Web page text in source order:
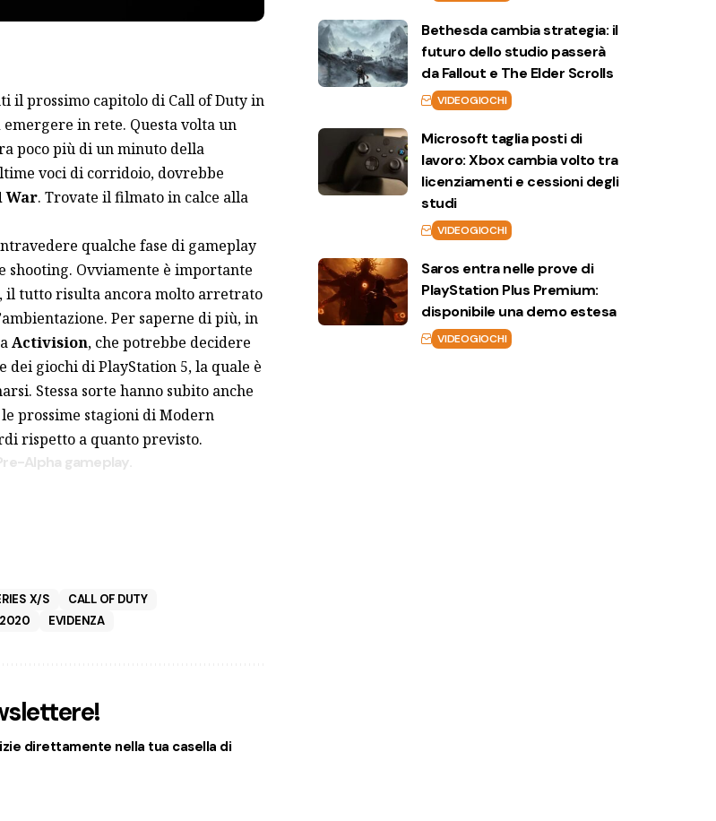
il prossimo capitolo di Call of Duty in
in rete. Questa volta un
poco più di un minuto della
vocidi corridoio, dovrebbe
War. Trovate il filmato in calce alla
qualche fase di gameplay
shooting. Ovviamente è importante
il tutto risulta ancora molto arretrato
Per saperne di più, in
Activision, che potrebbe decidere
giochi di PlayStation 5, la quale è
Stessa sorte hanno subito anche
prossime stagionidi Modern
rispetto a quanto previsto.
Alpha gameplay.
X/S
CALL OF DUTY
2020 EVIDENZA
direttamente nella tua casella di
Bethesda cambia strategia: il
futuro dello studio passerà
da Fallout e The Elder Scrolls
VIDEOGIOCHI
Microsoft taglia posti di
lavoro: Xbox cambia volto tra
licenziamenti e cessioni degli
studi
VIDEOGIOCHI
Saros entra nelle prove di
PlayStation Plus Premium:
disponibile una demo estesa
VIDEOGIOCHI